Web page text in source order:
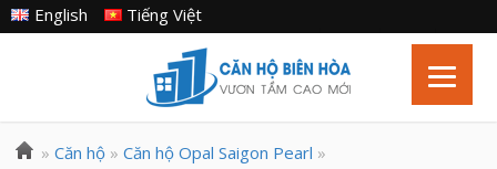
Tiếng Việt
English
» Căn hộ» Căn hộ Opal Saigon Pearl »